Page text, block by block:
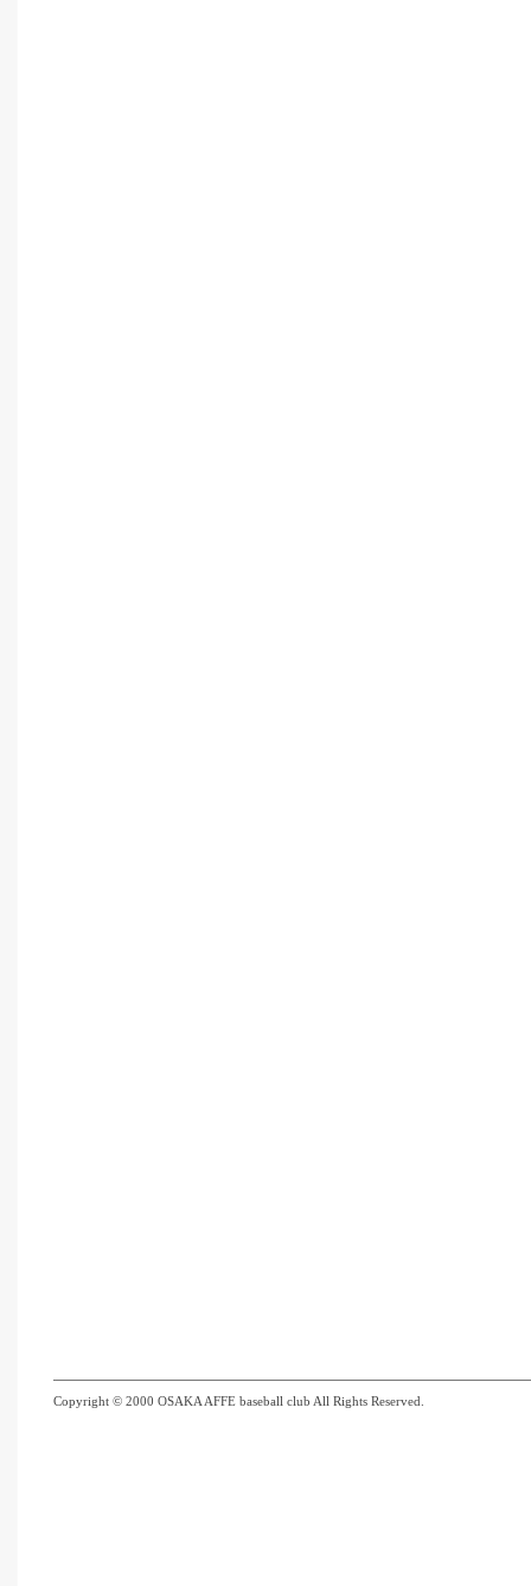
Copyright © 2000 OSAKA AFFE baseball club All Rights Reserved.